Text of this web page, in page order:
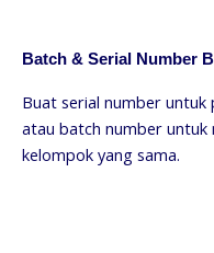
Batch & Serial Number
Buat serial number untuk
atau batch number untuk
kelompok yang sama.